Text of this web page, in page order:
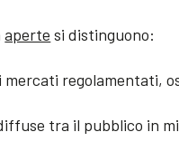
aperte si distinguono:
regolamentati,
tra il pubblico in